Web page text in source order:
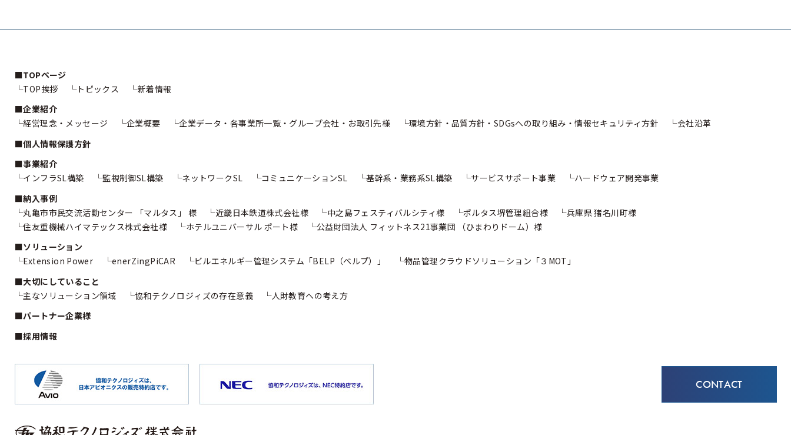
TOPページ
TOP挨拶
トピックス
新着情報
企業紹介
経営理念・メッセージ
企業概要 企業データ・各事業所一覧・グループ会社・お取引先様 環境方針・品質方針・SDGsへの取り組み・情報セキュリティ方針
会社沿革
個人情報保護方針
事業紹介
インフラSL構築
監視制御SL構築 ネットワークSL コミュニケーションSL 基幹系・業務系SL構築 サービスサポート事業
ハードウェア開発事業
納入事例
丸亀市市民交流活動センター 「マルタス」 様 近畿日本鉄道株式会社様 中之島フェスティバルシティ様 ポルタス堺管理組合様
兵庫県 猪名川町様
住友重機械ハイマテックス株式会社様
ホテルユニバーサル ポート様 公益財団法人 フィットネス21事業団
（ひまわりドーム）様
ソリューション
Extension Power
enerZingPiCAR ビルエネルギー管理システム 「BELP（ベルプ）」 物品管理クラウドソリューション 「３MOT」
大切にしていること
主なソリューション領域
協和テクノロジィズの存在意義
人財教育への考え方
パートナー企業様
採用情報
CONTACT